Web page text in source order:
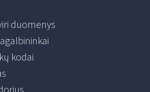
duomenys
kodai